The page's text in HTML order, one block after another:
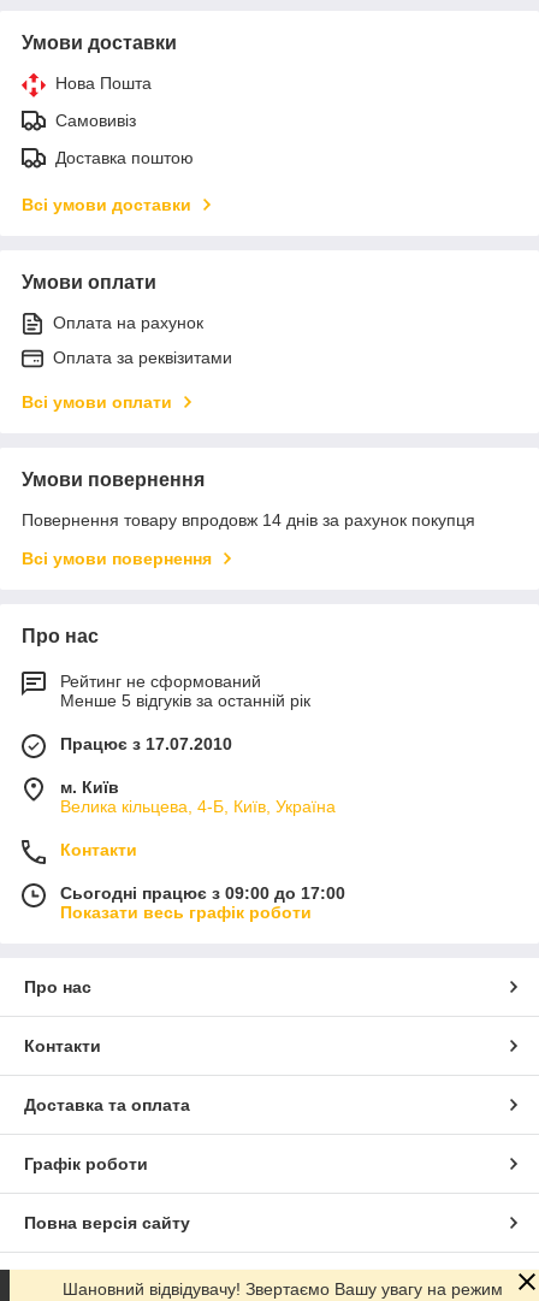
Умови доставки
Нова Пошта
Самовивіз
Доставка поштою
Всі умови доставки
Умови оплати
Оплата на рахунок
Оплата за реквізитами
Всі умови оплати
Умови повернення
Повернення товару впродовж 14 днів за рахунок покупця
Всі умови повернення
Про нас
Рейтинг не сформований
Менше 5 відгуків за останній рік
Працює з 17.07.2010
м. Київ
Велика кільцева, 4-Б, Київ, Україна
Контакти
Сьогодні працює з 09:00 до 17:00
Показати весь графік роботи
Про нас
Контакти
Доставка та оплата
Графік роботи
Повна версія сайту
Сайт створено на маркетплейсі Prom.ua
Шановний відвідувачу! Звертаємо Вашу увагу на режим